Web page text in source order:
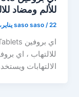
للألم ومضاد
saso saso /22 يناير، 2022
للالتهاب ، اي
الالتهابات